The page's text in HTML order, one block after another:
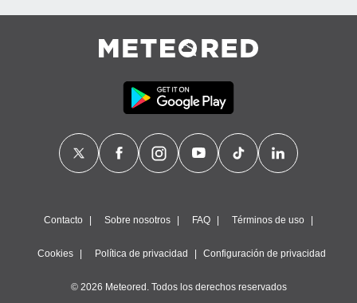
Contacto Sobre nosotros FAQ Términos de uso
Cookies Política de privacidad Configuración de privacidad
© 2026 Meteored. Todos los derechos reservados